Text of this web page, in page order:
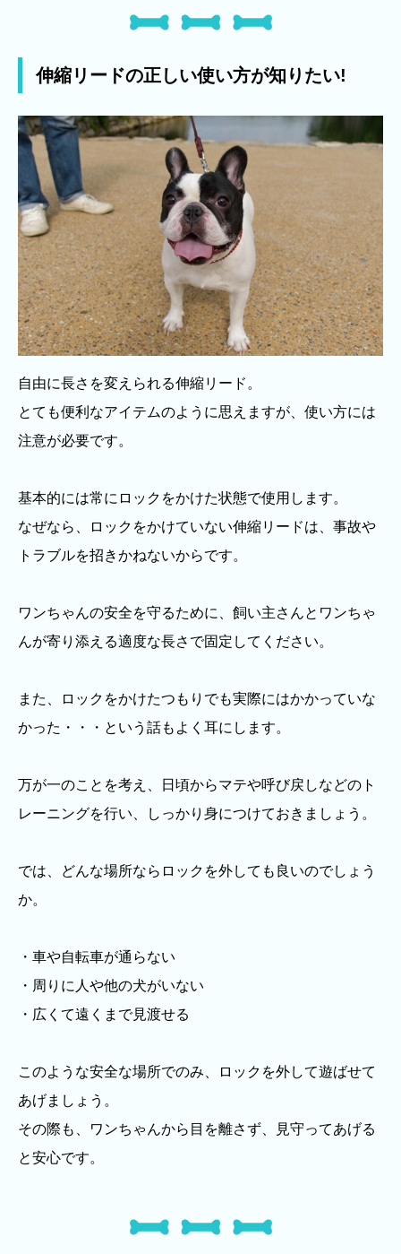
伸縮リードの正しい使い方が知りたい!
自由に長さを変えられる伸縮リード。
とても便利なアイテムのように思えますが、使い方には
注意が必要です。
基本的には常にロックをかけた状態で使用します。
なぜなら、ロックをかけていない伸縮リードは、事故や
トラブルを招きかねないからです。
ワンちゃんの安全を守るために、飼い主さんとワンちゃ
んが寄り添える適度な長さで固定してください。
また、ロックをかけたつもりでも実際にはかかっていな
かった・・・という話もよく耳にします。
万が一のことを考え、日頃からマテや呼び戻しなどのト
レーニングを行い、しっかり身につけておきましょう。
では、どんな場所ならロックを外しても良いのでしょう
か。
・車や自転車が通らない
・周りに人や他の犬がいない
・広くて遠くまで見渡せる
このような安全な場所でのみ、ロックを外して遊ばせて
あげましょう。
その際も、ワンちゃんから目を離さず、見守ってあげる
と安心です。